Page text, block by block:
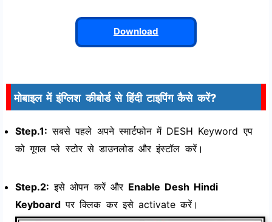
Download
मोबाइल में इंग्लिश कीबोर्ड से हिंदी टाइपिंग कैसे करें?
Step.1: सबसे पहले अपने स्मार्टफोन में DESH Keyword एप
को गूगल प्ले स्टोर से डाउनलोड और इंस्टॉल करें।
Step.2: इसे ओपन करें और Enable Desh Hindi
Keyboard पर क्लिक कर इसे activate करें।